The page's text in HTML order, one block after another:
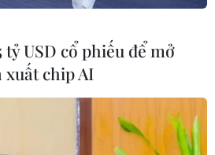
USD cổ phiếu để mở
xuất chip AI